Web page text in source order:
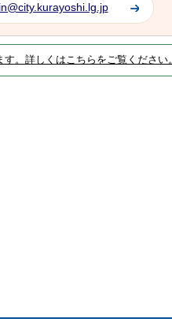
。詳しくはこちらをご覧ください。